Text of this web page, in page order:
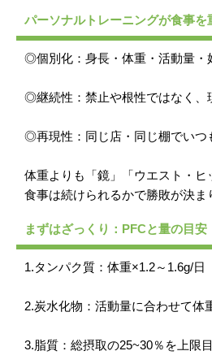
パーソナルトレーニングが食事を
◎個別化：身長・体重・活動量・
◎継続性：禁止や根性ではなく、
◎再現性：同じ店・同じ棚でいつ
体重よりも「鏡」「ウエスト・ヒ
食事は続けられるかで勝敗が決ま
まずはざっくり：PFCと量の目安
1.タンパク質：体重×1.2～1.6g/日
2.炭水化物：活動量に合わせて体
3.脂質：総摂取の25~30％を上限